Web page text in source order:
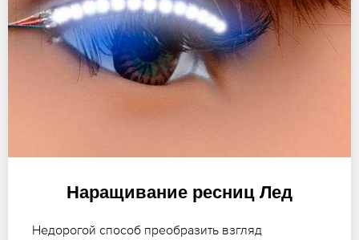
Наращивание ресниц Лед
Недорогой способ преобразить взгляд